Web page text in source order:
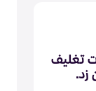
تغليف